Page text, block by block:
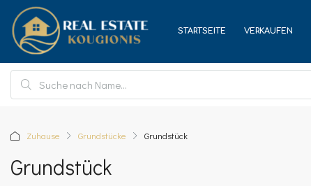
STARTSEITE VERKAUFEN
Zuhause Grundstücke Grundstück
Grundstück